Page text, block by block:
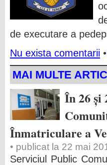
de executare a
Nu exista comentarii •
MAI MULTE
În 26 și
Înmatriculare a
• publicat la 22 mai
Serviciul Public